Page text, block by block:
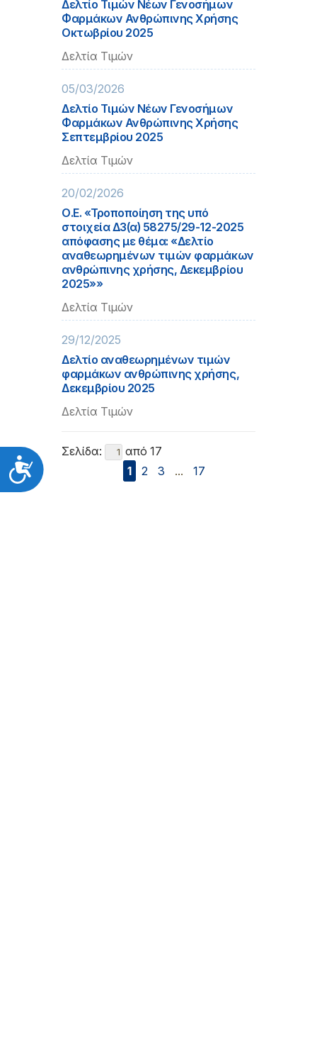
Προσιτότητα
Δελτίο Τιμών Νέων Γενοσήμων
Φαρμάκων Ανθρώπινης Χρήσης
Οκτωβρίου 2025
Δελτία Τιμών
05/03/2026
Δελτίο Τιμών Νέων Γενοσήμων
Φαρμάκων Ανθρώπινης Χρήσης
Σεπτεμβρίου 2025
Δελτία Τιμών
20/02/2026
Ο.Ε. «Τροποποίηση της υπό
στοιχεία Δ3(α) 58275/29-12-2025
απόφασης με θέμα: «Δελτίο
αναθεωρημένων τιμών φαρμάκων
ανθρώπινης χρήσης, Δεκεμβρίου
2025»»
Δελτία Τιμών
29/12/2025
Δελτίο αναθεωρημένων τιμών
φαρμάκων ανθρώπινης χρήσης,
Δεκεμβρίου 2025
Δελτία Τιμών
Σελίδα:
από 17
1
2 3 ... 17